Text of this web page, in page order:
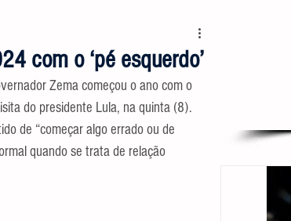
com o ‘pé esquerdo’
Zema começou o ano com o
do presidente Lula, na quinta (8).
de “começar algo errado ou de
quando se trata de relação